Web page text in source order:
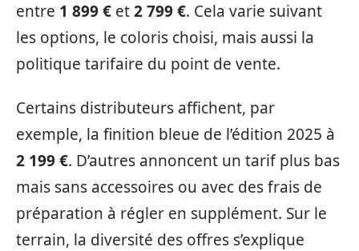
entre 1 899 € et2 799 €. Cela varie suivant
les options, le coloris choisi, mais aussi la
politique tarifaire du point de vente.
Certains distributeurs affichent, par
exemple, la finition bleue de l’édition 2025 à
2 199 €. D’autres annoncent un tarif plus bas
mais sans accessoires ou avec des frais de
préparation à régler en supplément. Sur le
terrain, la diversité des offres s’explique